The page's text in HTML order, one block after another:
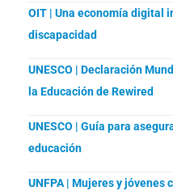
OIT | Una economía digital
discapacidad
UNESCO | Declaración
la Educación de Rewired
UNESCO | Guía para
educación
UNFPA | Mujeres y jóvenes